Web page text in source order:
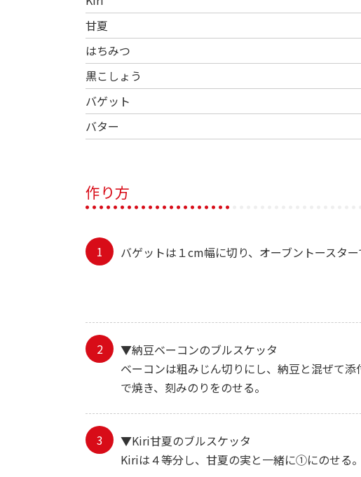
甘夏
はちみつ
黒こしょう
バゲット
バター
作り方
バゲットは１cm幅に切り、オーブントースタ
▼納豆ベーコンのブルスケッタ
ベーコンは粗みじん切りにし、納豆と混ぜて
で焼き、刻みのりをのせる。
▼Kiri甘夏のブルスケッタ
Kiriは４等分し、甘夏の実と一緒に①にのせる